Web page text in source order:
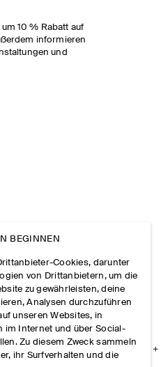
10 % Rabatt auf
informieren
und
BEGINNEN
Cookies, darunter
von Drittanbietern, um die
zu gewährleisten, deine
Analysen durchzuführen
unseren Websites, in
im Internet und über Social-
Zu diesem Zweck sammeln
ihr Surfverhalten und die